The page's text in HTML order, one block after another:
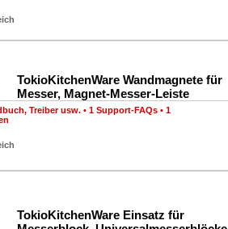
TokioKitchenWare Wandmagnete für
Messer, Magnet-Messer-Leiste
Treiber usw. • 1 Support-FAQs • 1
TokioKitchenWare Einsatz für